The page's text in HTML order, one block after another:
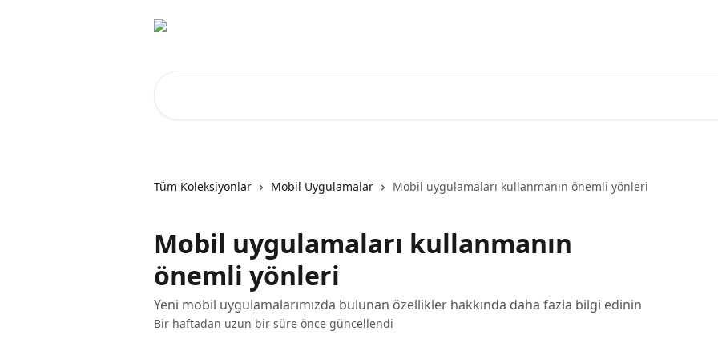
Tüm Koleksiyonlar Mobil Uygulamalar Mobil uygulamaları kullanmanın önemli yönleri
Mobil uygulamaları kullanmanın
önemli yönleri
Yeni mobil uygulamalarımızda bulunan özellikler hakkında daha fazla bilgi edinin
Bir haftadan uzun bir süre önce güncellendi